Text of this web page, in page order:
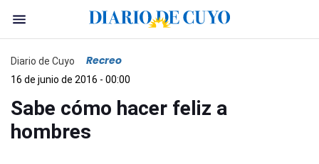
Diario de Cuyo Recreo
16 de junio de 2016 - 00:00
Sabe cómo hacer feliz a
hombres